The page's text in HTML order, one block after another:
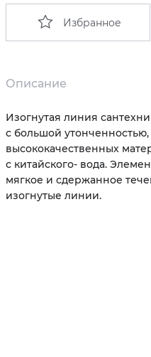
Избранное
Описание
Изогнутая линия
с большой
высококачественных
с китайского- вода.
мягкое и сдержанное
изогнутые линии.